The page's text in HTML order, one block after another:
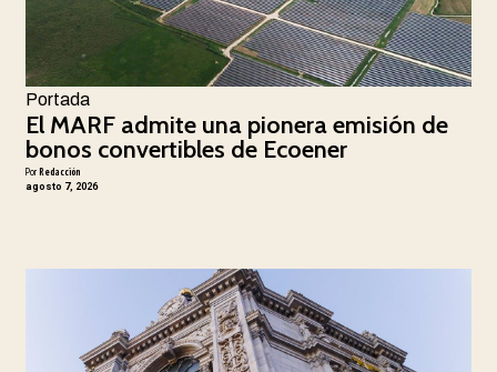
Portada
El MARF admite una pionera emisión de
bonos convertibles de Ecoener
PorRedacción
agosto 7, 2026